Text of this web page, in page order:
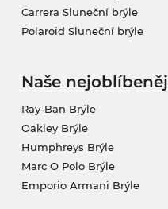
Carrera Sluneční brýle
Polaroid Sluneční brýle
Naše
Ray-Ban Brýle
Oakley Brýle
Humphreys Brýle
Marc O Polo Brýle
Emporio Armani Brýle